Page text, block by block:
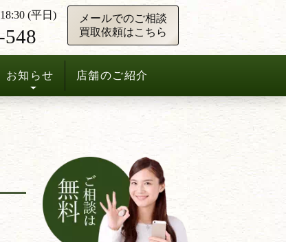
お知らせ 店舗のご紹介
(平日)
548
メールでのご相談
買取依頼はこちら